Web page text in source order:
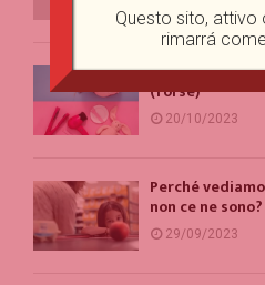
Un problema
(forse)
20/10/2023
Perché
non ce ne sono?
29/09/2023
Questo sito, attivo
rimarrá